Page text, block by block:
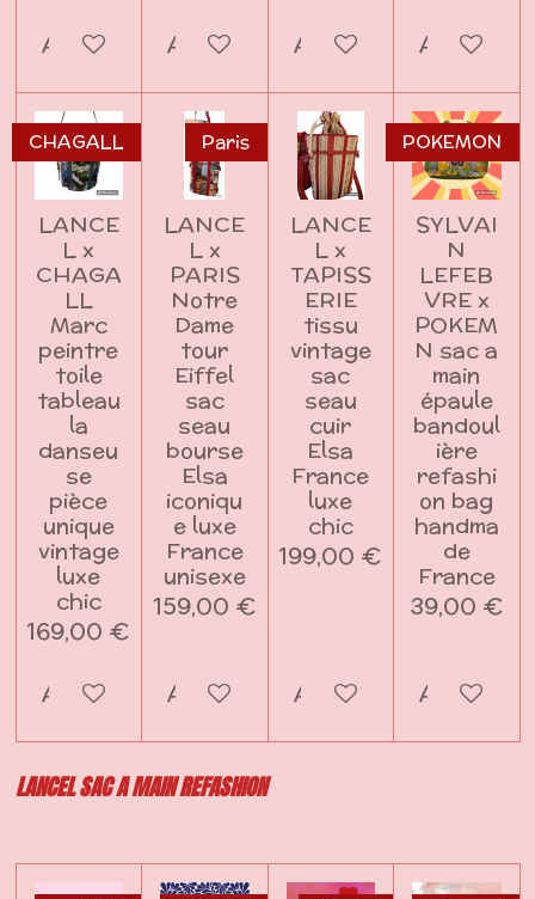
Ajouter au panierAjouter au panierAjouter au panier
Ajouter
CHAGALL
LANCE
L x
CHAGA
LL
Marc
peintre
toile
tableau
la
danseu
se
pièce
unique
vintage
luxe
chic
169,00 €
Ajouter au panier
Paris
LANCE
L x
PARIS
Notre
Dame
tour
Eiffel
sac
seau
bourse
Elsa
iconiqu
e luxe
France
unisexe
159,00 €
Ajouter au panier
LANCE
L x
TAPISS
ERIE
tissu
vintage
sac
seau
cuir
Elsa
France
luxe
chic
199,00 €
Ajouter au panier
POKEMON
SYLVAI
N
LEFEB
VRE x
POKEM
N sac a
main
épaule
bandoul
ière
refashi
on bag
handma
de
France
39,00 €
Ajouter
LANCEL SAC A MAIN REFASHION